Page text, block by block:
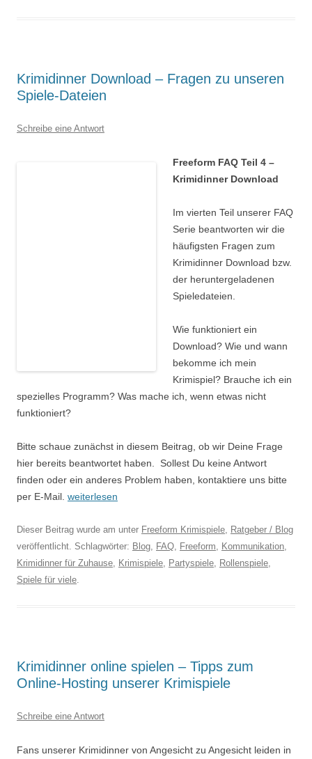
Krimidinner Download – Fragen zu unseren
Spiele-Dateien
Schreibe eine Antwort
Freeform FAQ Teil 4 –
Krimidinner Download
Im vierten Teil unserer FAQ
Serie beantworten wir die
häufigsten Fragen zum
Krimidinner Download bzw.
der heruntergeladenen
Spieledateien.
Wie funktioniert ein
Download? Wie und wann
bekomme ich mein
Krimispiel? Brauche ich ein
spezielles Programm? Was mache ich, wenn etwas nicht
funktioniert?
Bitte schaue zunächst in diesem Beitrag, ob wir Deine Frage
hier bereits beantwortet haben. Sollest Du keine Antwort
finden oder ein anderes Problem haben, kontaktiere uns bitte
per E-Mail. weiterlesen
Dieser Beitrag wurde am unter Freeform Krimispiele, Ratgeber / Blog
veröffentlicht. Schlagwörter: Blog, FAQ, Freeform, Kommunikation,
Krimidinner für Zuhause, Krimispiele, Partyspiele, Rollenspiele,
Spiele für viele.
Krimidinner online spielen – Tipps zum
Online-Hosting unserer Krimispiele
Schreibe eine Antwort
Fans unserer Krimidinner von Angesicht zu Angesicht leiden in